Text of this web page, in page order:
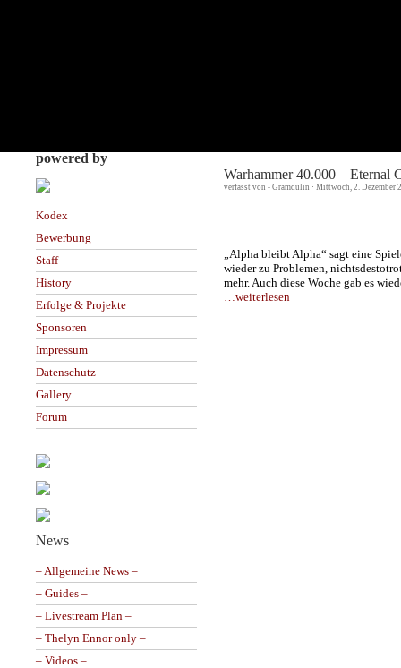
powered by
Kodex
Bewerbung
Staff
History
Erfolge & Projekte
Sponsoren
Impressum
Datenschutz
Gallery
Forum
News
– Allgemeine News –
– Guides –
– Livestream Plan –
– Thelyn Ennor only –
– Videos –
Warhammer 40.000 – Eternal
verfasst von - Gramdulin · Mittwoch, 2. Dezember
„Alpha bleibt Alpha“ sagt eine
wieder zu Problemen,
mehr. Auch diese Woche gab es
…weiterlesen